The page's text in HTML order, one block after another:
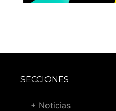
SECCIONES
+ Noticias